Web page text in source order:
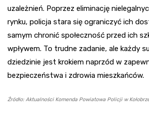
uzależnień. Poprzez eliminację
rynku, policja stara się ograniczyć ich
samym chronić społeczność przed ich
wpływem. To trudne zadanie, ale każdy
dziedzinie jest krokiem naprzód w
bezpieczeństwa i zdrowia mieszkańców.
Źródło: Aktualności Komenda Powiatowa Policji w